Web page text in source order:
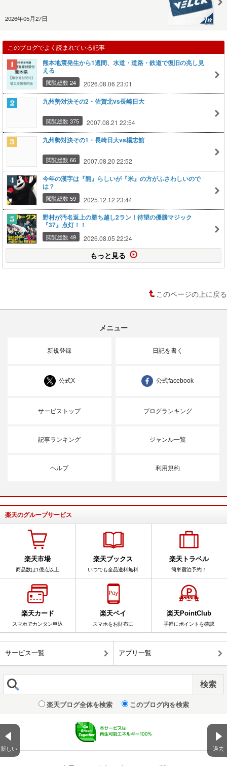
新しい 過去
2026年05月27日
このブログでよく読まれている記事
熊本地震発生から1週間、水道・道路・鉄道で復旧の兆し見
える
閲覧総数 24 2026.08.06 23:01
九州勢対決その2・佐賀北vs長崎日大
閲覧総数 375 2007.08.21 22:54
九州勢対決その1・長崎日大vs楊志館
閲覧総数 66 2007.08.20 22:52
今年の漢字は『熊』らしいが『米』の方がふさわしいので
は？
閲覧総数 59 2025.12.12 23:44
野村が汚名返上の勝ち越し2ラン！待望の優勝マジック
『37』点灯！！
閲覧総数 49 2026.08.05 22:24
もっと見る
このページの上に戻る
メニュー
新規登録 日記を書く
公式X 公式facebook
サービストップ ブログランキング
記事ランキング ジャンル一覧
ヘルプ 利用規約
楽天のグループサービス
楽天市場
商品数は1億点以上
楽天ブックス
いつでも全品送料無料
楽天トラベル
簡単宿泊予約！
楽天カード
スマホでカンタン申込
楽天ペイ
スマホをお財布に
楽天PointClub
手軽にポイントを確認
サービス一覧 アプリ一覧
楽天ブログ全体を検索 このブログ内を検索